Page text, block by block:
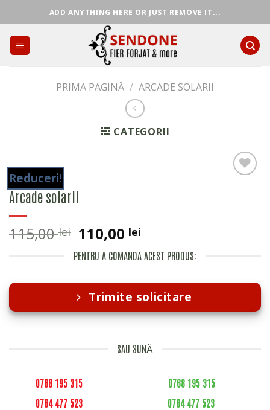
to
content
ADD ANYTHING HERE OR JUST REMOVE IT...
PRIMA PAGINĂ / ARCADE SOLARII
CATEGORII
Reduceri!
Arcade solarii
115,00lei Prețul
inițial
a
115,00 lei.
110,00 lei
curent
este:
PENTRU A COMANDA ACEST PRODUS:
Trimite solicitare
SAU SUNĂ
0768 195 315
0764 477 523
0768 195 315
0764 477 523